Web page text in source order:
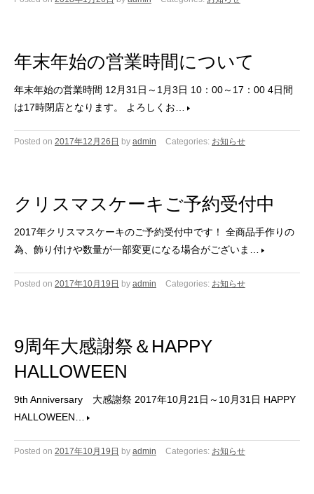
年末年始の営業時間について
年末年始の営業時間 12月31日～1月3日 10：00～17：00 4日間
は17時閉店となります。 よろしくお…
Posted on 2017年12月26日 by admin Categories: お知らせ
クリスマスケーキご予約受付中
2017年クリスマスケーキのご予約受付中です！ 全商品手作りの
為、飾り付けや数量が一部変更になる場合がございま…
Posted on 2017年10月19日 by admin Categories: お知らせ
9周年大感謝祭＆HAPPY
HALLOWEEN
9th Anniversary 大感謝祭 2017年10月21日～10月31日 HAPPY
HALLOWEEN…
Posted on 2017年10月19日 by admin Categories: お知らせ